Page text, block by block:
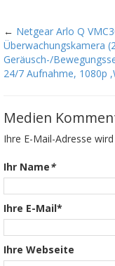
← Netgear Arlo Q
Überwachungskamera
Geräusch-/
24/7 Aufnahme, 1080p
Medien
Ihre E-Mail-Adresse
Ihr Name*
Ihre E-Mail*
Ihre Webseite